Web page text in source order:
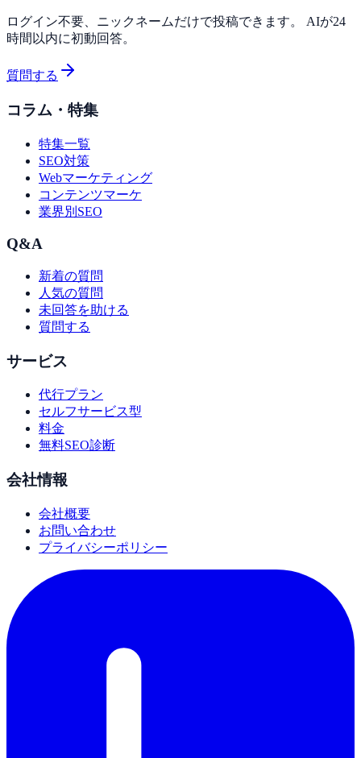
ログイン不要、ニックネームだけで投稿できます。 AIが24
時間以内に初動回答。
質問する
コラム・特集
特集一覧
SEO対策
Webマーケティング
コンテンツマーケ
業界別SEO
Q&A
新着の質問
人気の質問
未回答を助ける
質問する
サービス
代行プラン
セルフサービス型
料金
無料SEO診断
会社情報
会社概要
お問い合わせ
プライバシーポリシー